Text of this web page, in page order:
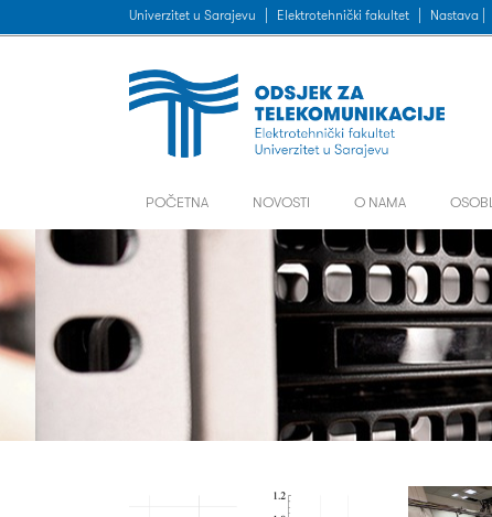
Univerzitet u Sarajevu Elektrotehnički fakultet Nastava |
POČETNA NOVOSTI O NAMA